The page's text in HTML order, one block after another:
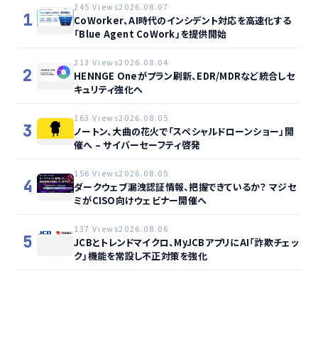
1
245 Views2026.08.07
CoWorker、AI時代のインシデント対応を高速化する
「Blue Agent CoWork」を提供開始
2
213 Views2026.08.04
HENNGE Oneがプラン刷新、EDR/MDRなど統合しセ
キュリティ強化へ
3
163 Views2026.08.05
ノートン、大曲の花火で「スペシャルドローンショー」開
催へ – サイバーセーフティ啓発
4
156 Views2026.08.05
ダークウェブ漏洩認証情報、把握できているか？ マジセ
ミがCISO向けウェビナー開催へ
5
137 Views2026.08.06
JCBとトレンドマイクロ、MyJCBアプリにAI「詐欺チェッ
ク」機能を常設し不正対策を強化